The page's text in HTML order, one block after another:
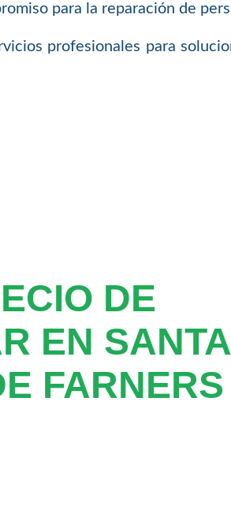
para la reparación de
profesionales para
DE
EN SANTA
FARNERS